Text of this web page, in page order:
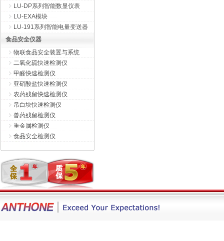
LU-DP系列智能数显仪表
LU-EXA模块
LU-191系列智能电量变送器
食品安全仪器
物联食品安全装置与系统
二氧化硫快速检测仪
甲醛快速检测仪
亚硝酸盐快速检测仪
农药残留快速检测仪
吊白块快速检测仪
兽药残留检测仪
重金属检测仪
食品安全检测仪